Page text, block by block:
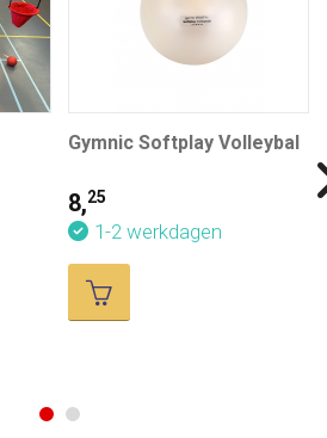
Gymnic Softplay Volleybal
8,25
1-2 werkdagen